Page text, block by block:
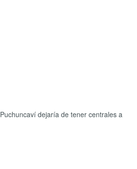
dejaría de tener centrales a